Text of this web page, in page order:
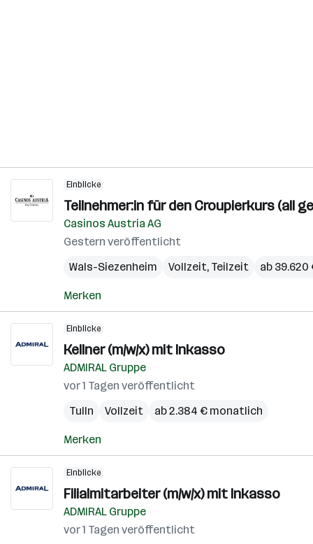
Einblicke
Teilnehmer:in für den Croupierkurs (all
Casinos Austria AG
Gestern veröffentlicht
Wals-Siezenheim
Vollzeit, Teilzeit ab
Merken
Einblicke
Kellner (m/w/x) mit Inkasso
ADMIRAL Gruppe
vor 1 Tagen veröffentlicht
Tulln
Vollzeit ab 2.384 € monatlich
Merken
Einblicke
Filialmitarbeiter (m/w/x) mit Inkasso
ADMIRAL Gruppe
vor 1 Tagen veröffentlicht